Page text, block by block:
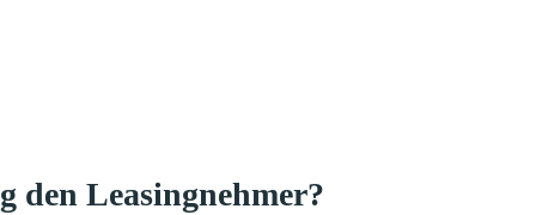
den Leasingnehmer?